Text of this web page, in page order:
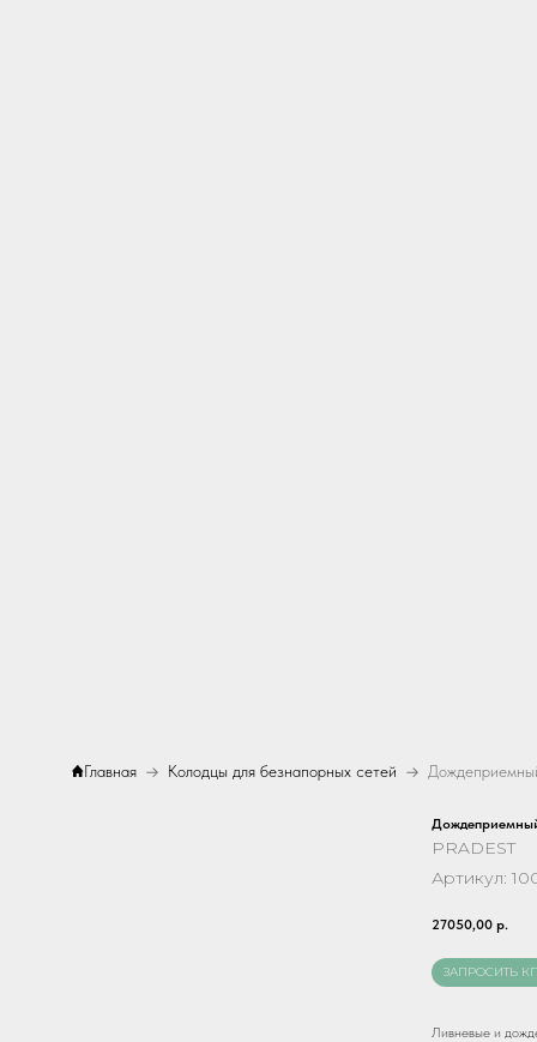
Главная Колодцы для безнапорных сетей
PRADEST
Артикул:
27050,00 р.
ЗАПРОСИТЬ
Ливневые и